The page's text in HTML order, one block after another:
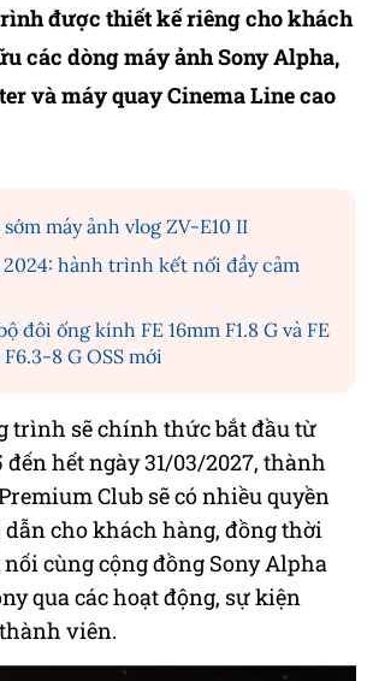
được thiết kế riêng cho khách
các dòng máy ảnh Sony Alpha,
và máy quay Cinema Line cao
máy ảnh vlog ZV-E10 II
2024: hành trình kết nối đầy cảm
đôi ống kính FE 16mm F1.8 G và FE
8 G OSS mới
trình sẽ chính thức bắt đầu từ
đến hết ngày 31/03/2027, thành
Club sẽ có nhiều quyền
cho khách hàng, đồng thời
cùng cộng đồng Sony Alpha
qua các hoạt động, sự kiện
viên.